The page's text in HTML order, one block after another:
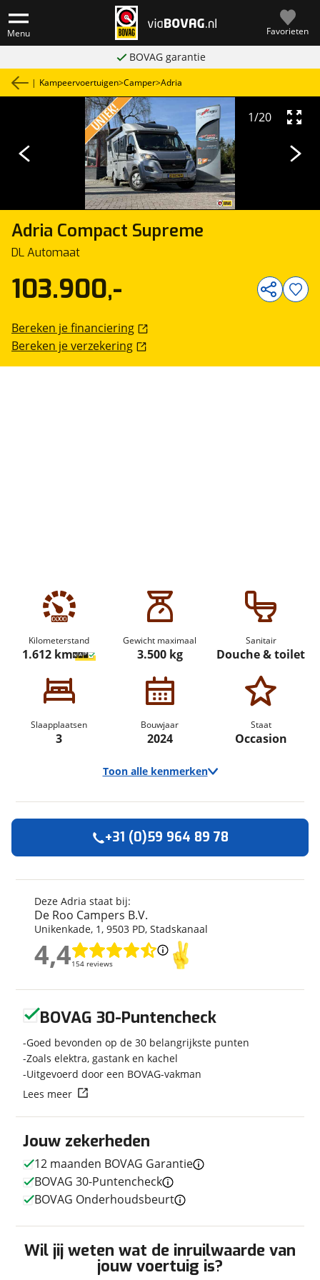
Menu Favorieten
BOVAG garantie
| Kampeervoertuigen>Camper>Adria
Adria Compact Supreme
DL Automaat
1/20
Kilometerstand
1.612 km
Gewicht maximaal
3.500 kg
Sanitair
Douche & toilet
Slaapplaatsen
3
Bouwjaar
2024
Staat
Occasion
Toon alle kenmerken
Merk
Adria
Automerk camper
Model
Uitvoering
DL
Kenteken
Z442NP
1.612 km
Bouwjaar
2024
Modeljaar
2024
Soort voertuig
Camper
Nieuw of occasion
Occasion
Techniek
Transmissie
Automaat
Vermogen
140pk
Afmetingen en gewicht
2,75 m
103.900,-
Bereken je financiering
Bereken je verzekering
Deze Adria staat bij:
De Roo Campers B.V.
Unikenkade, 1, 9503 PD, Stadskanaal
4,4154 reviews
4,4
+31 (0)59 964 89 78
Jouw zekerheden
12 maanden BOVAG Garantie
BOVAG 30-Puntencheck
BOVAG Onderhoudsbeurt
Wil jij weten wat de inruilwaarde van
jouw voertuig is?
BOVAG 30-Puntencheck
Goed bevonden op de 30 belangrijkste punten
Zoals elektra, gastank en kachel
Uitgevoerd door een BOVAG-vakman
Lees meer